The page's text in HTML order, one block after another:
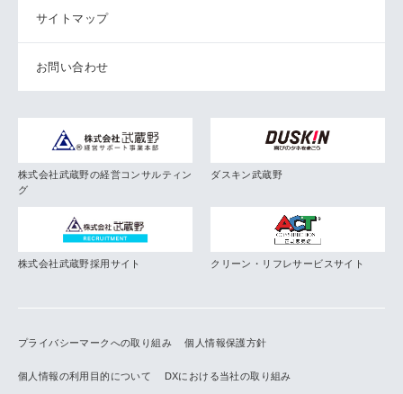
サイトマップ
お問い合わせ
株式会社武蔵野の経営コンサルティン
グ
ダスキン武蔵野
株式会社武蔵野採用サイト クリーン・リフレサービスサイト
プライバシーマークへの取り組み 個人情報保護方針
個人情報の利用目的について DXにおける当社の取り組み